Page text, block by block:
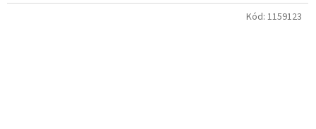
Kód: 1159123